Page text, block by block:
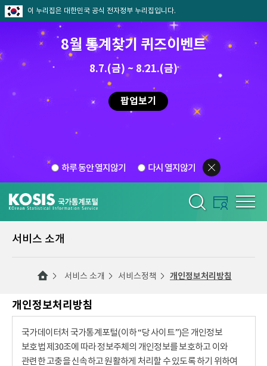
이 누리집은 대한민국 공식 전자정부 누리집입니다.
8월 통계찾기 퀴즈이벤트
8.7.(금) ~ 8.21.(금)
팝업보기
하루 동안 열지않기 다시 열지않기
서비스 소개
서비스 소개 서비스정책 개인정보처리방침
개인정보처리방침
국가데이터처 국가통계포털(이하 “당 사이트”)은 개인정보
보호법 제30조에 따라 정보주체의 개인정보를 보호하고 이와
관련한 고충을 신속하고 원활하게 처리할 수 있도록 하기 위하여